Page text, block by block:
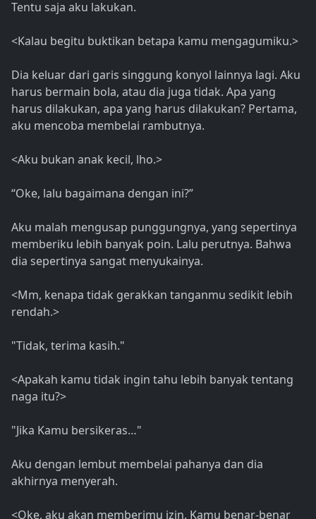
Tentu saja aku lakukan.
<Kalau begitu buktikan betapa kamu mengagumiku.>
Dia keluar dari garis singgung konyol lainnya lagi. Aku
harus bermain bola, atau dia juga tidak. Apa yang
harus dilakukan, apa yang harus dilakukan? Pertama,
aku mencoba membelai rambutnya.
<Aku bukan anak kecil, lho.>
“Oke, lalu bagaimana dengan ini?”
Aku malah mengusap punggungnya, yang sepertinya
memberiku lebih banyak poin. Lalu perutnya. Bahwa
dia sepertinya sangat menyukainya.
<Mm, kenapa tidak gerakkan tanganmu sedikit lebih
rendah.>
"Tidak, terima kasih."
<Apakah kamu tidak ingin tahu lebih banyak tentang
naga itu?>
"Jika Kamu bersikeras…"
Aku dengan lembut membelai pahanya dan dia
akhirnya menyerah.
<Oke, aku akan memberimu izin. Kamu benar-benar